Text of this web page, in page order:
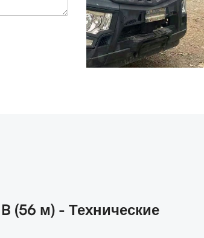
(56 м) - Технические